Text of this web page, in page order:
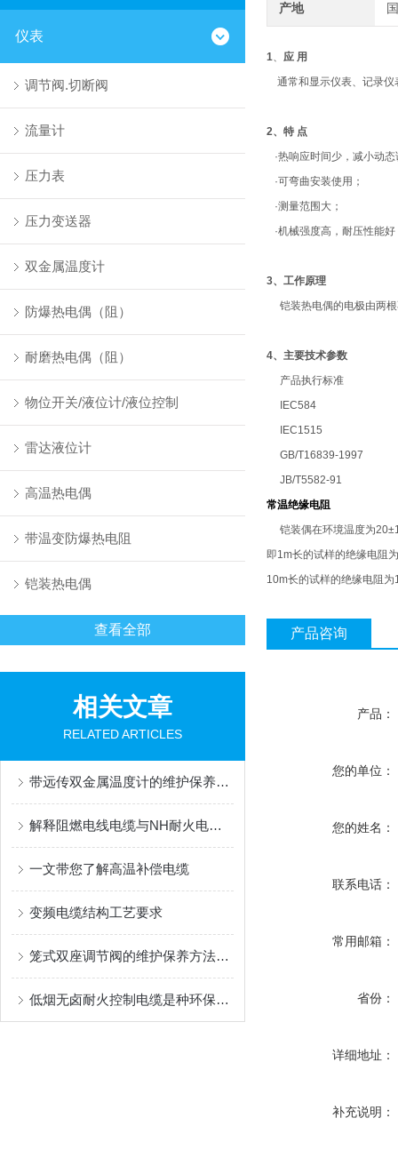
仪表
调节阀.切断阀
流量计
压力表
压力变送器
双金属温度计
防爆热电偶（阻）
耐磨热电偶（阻）
物位开关/液位计/液位控制
雷达液位计
高温热电偶
带温变防爆热电阻
铠装热电偶
查看全部
相关文章
RELATED ARTICLES
带远传双金属温度计的维护保养需要从多个方面入手
解释阻燃电线电缆与NH耐火电线电缆的区别
一文带您了解高温补偿电缆
变频电缆结构工艺要求
笼式双座调节阀的维护保养方法有哪些？
低烟无卤耐火控制电缆是种环保且安全的电缆产品
产地
1、 应 用
通常和显示仪表、记录仪
2、特 点
·热响应时间少，减小动态
·可弯曲安装使用；
·测量范围大；
·机械强度高，耐压性能好
3、工作原理
铠装热电偶的电极由两根
4、主要技术参数
产品执行标准
IEC584
IEC1515
GB/T16839-1997
JB/T5582-91
常温绝缘电阻
铠装偶在环境温度为
即1m长的试样的绝缘电阻
10m长的试样的绝缘电阻
产品咨询
产品：
您的单位：
您的姓名：
联系电话：
常用邮箱：
省份：
详细地址：
补充说明：